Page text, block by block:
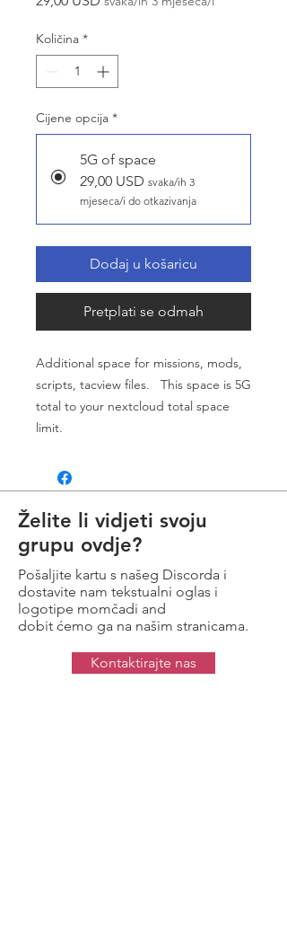
Količina *
Cijene opcija *
5G of space
29,00 USD svaka/ih 3
mjeseca/i do otkazivanja
Dodaj u košaricu
Pretplati se odmah
Additional space for missions, mods,
scripts, tacview files. This space is 5G
total to your nextcloud total space
limit.
Želite li vidjeti svoju
grupu ovdje?
Pošaljite kartu s našeg Discorda i
dostavite nam tekstualni oglas i
logotipe momčadi and
dobit ćemo ga na našim stranicama.
Kontaktirajte nas